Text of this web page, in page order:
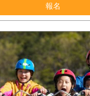
報名